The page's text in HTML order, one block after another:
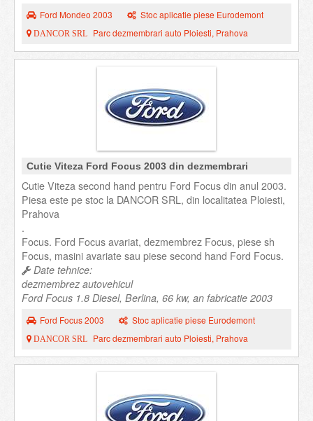
Ford Mondeo 2003 Stoc aplicatie piese Eurodemont
DANCOR SRL Parc dezmembrari auto Ploiesti, Prahova
Cutie Viteza Ford Focus 2003 din dezmembrari
Cutie Viteza second hand pentru Ford Focus din anul 2003.
Piesa este pe stoc la DANCOR SRL, din localitatea Ploiesti,
Prahova
.
Focus. Ford Focus avariat, dezmembrez Focus, piese sh
Focus, masini avariate sau piese second hand Ford Focus.
Date tehnice:
dezmembrez autovehicul
Ford Focus 1.8 Diesel, Berlina, 66 kw, an fabricatie 2003
Ford Focus 2003 Stoc aplicatie piese Eurodemont
DANCOR SRL Parc dezmembrari auto Ploiesti, Prahova